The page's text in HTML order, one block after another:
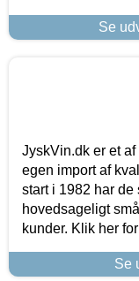
Se
JyskVin.dk er et
egen import af
start i 1982 har de
hovedsageligt
kunder. Klik her
Se